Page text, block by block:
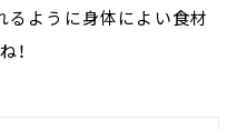
るように身体によい食材
！